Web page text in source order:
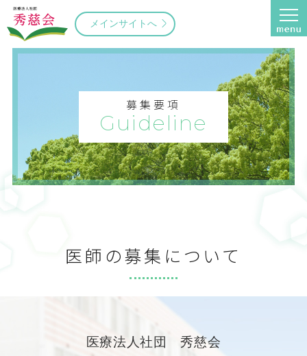
募集要項
Guideline
医師の募集について
医療法人社団 秀慈会
メインサイトへ